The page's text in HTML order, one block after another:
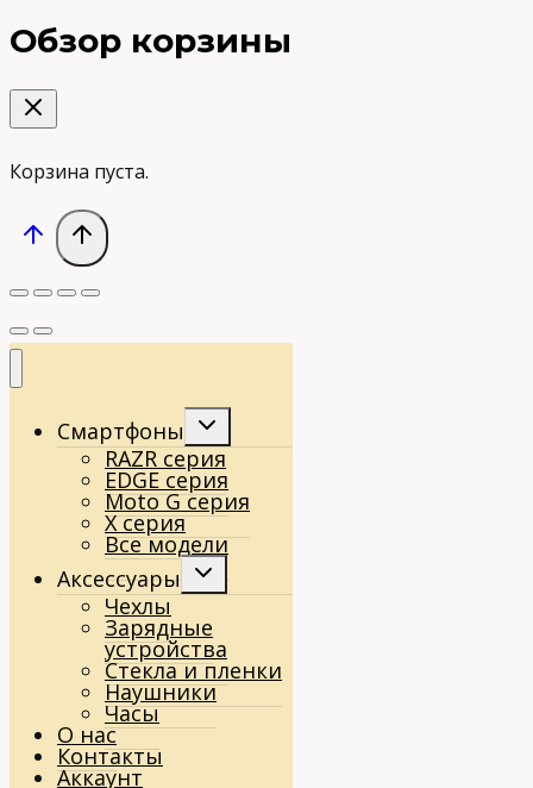
Обзор корзины
Корзина пуста.
Смартфоны
Переключить
меню
RAZR серия
EDGE серия
Moto G серия
X серия
Все модели
Аксессуары
Переключить
дочернее
Чехлы
Зарядные
устройства
Стекла и пленки
Наушники
Часы
О нас
Контакты
Аккаунт